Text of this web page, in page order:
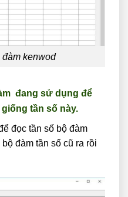
kenwod
đang sử dụng để
tần số này.
đọc tần số bộ đàm
đàm tần số cũ ra rồi